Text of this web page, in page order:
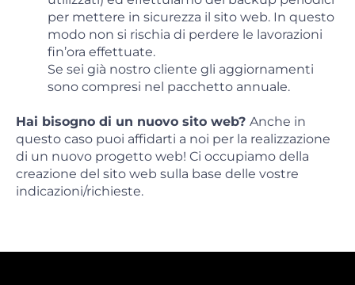
per mettere in sicurezza il sito web. In questo
modo non si rischia di perdere le lavorazioni
fin’ora effettuate.
Se sei già nostro cliente gli aggiornamenti
sono compresi nel pacchetto annuale.
Hai bisogno di un nuovo sito web? Anche in
questo caso puoi affidarti a noi per la realizzazione
di un nuovo progetto web! Ci occupiamo della
creazione del sito web sulla base delle vostre
indicazioni/richieste.